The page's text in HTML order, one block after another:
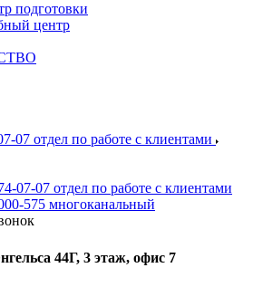
подготовки
центр
07 отдел по работе с клиентами
07-07 отдел по работе с клиентами
575 многоканальный
44Г, 3 этаж, офис 7